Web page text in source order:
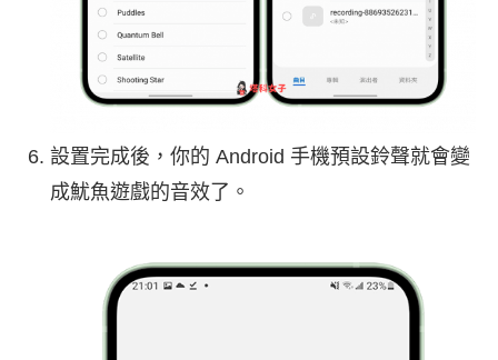
設置完成後，你的 Android 手機預設鈴聲就會變
成魷魚遊戲的音效了。